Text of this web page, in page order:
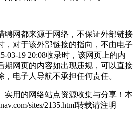
聘网都来源于网络，不保证外部链接
，对于该外部链接的指向，不由电子
03-19 20:08收录时，该网页上的内
期网页的内容如出现违规，可以直接
电子人导航不承担任何责任。
实用的网络站点资源收集与分享！ 本
sites/2135.html转载请注明